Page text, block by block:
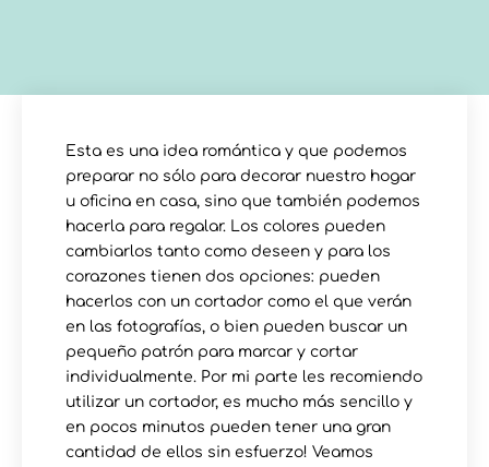
Esta es una idea romántica y que podemos
preparar no sólo para decorar nuestro hogar
u oficina en casa, sino que también podemos
hacerla para regalar. Los colores pueden
cambiarlos tanto como deseen y para los
corazones tienen dos opciones: pueden
hacerlos con un cortador como el que verán
en las fotografías, o bien pueden buscar un
pequeño patrón para marcar y cortar
individualmente. Por mi parte les recomiendo
utilizar un cortador, es mucho más sencillo y
en pocos minutos pueden tener una gran
cantidad de ellos sin esfuerzo! Veamos